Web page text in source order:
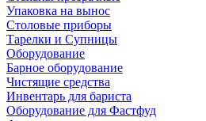
Упаковка на вынос
Столовые приборы
Тарелки и Супницы
Оборудование
Барное оборудование
Чистящие средства
Инвентарь для бариста
Оборудование для Фастфуд